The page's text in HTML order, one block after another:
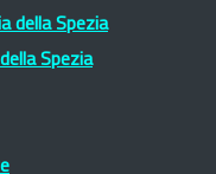
della Spezia
Spezia